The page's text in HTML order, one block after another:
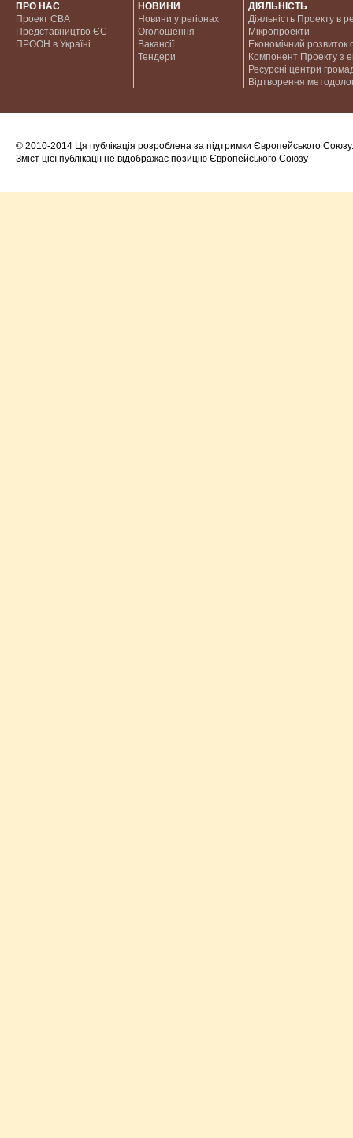
ПРО НАС
Проект CBA
Представництво ЄС
ПРООН в Україні
НОВИНИ
Новини у регіонах
Оголошення
Вакансії
Тендери
ДІЯЛЬНІСТЬ
Діяльність Проекту в
Мікропроекти
Економічний розвиток
Компонент Проекту з
Ресурсні центри
Відтворення
© 2010-2014 Ця публікація розроблена за підтримки Європейського Союзу.
Зміст цієї публікації не відображає позицію Європейського Союзу